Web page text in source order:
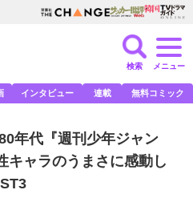
検索 メニュー
インタビュー 連載 無料コミック
年代『週刊少年ジャン
キャラのうまさに感動し